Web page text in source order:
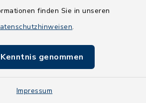
finden Sie in unseren
.
genommen
Impressum
Böttger
24598 Boostedt
48